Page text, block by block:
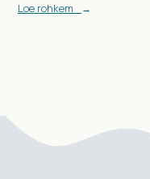
Loe rohkem →